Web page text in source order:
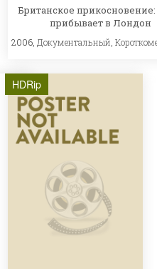
Британское
прибывает в Лондон
2006, Документальный ,
HDRip